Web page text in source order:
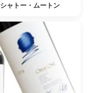
シャトー・ムートン